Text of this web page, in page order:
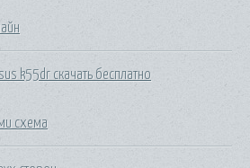
k55dr скачать бесплатно
схема